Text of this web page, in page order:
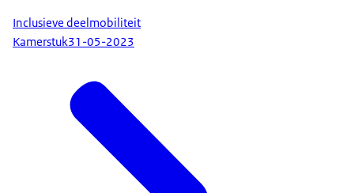
Inclusieve deelmobiliteit
Kamerstuk31-05-2023